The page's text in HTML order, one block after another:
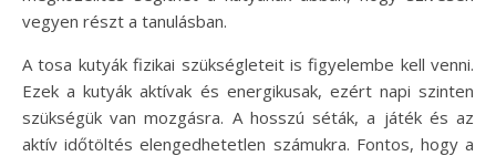
vegyen részt a tanulásban.
A tosa kutyák fizikai szükségleteit is figyelembe kell venni.
Ezek a kutyák aktívak és energikusak, ezért napi szinten
szükségük van mozgásra. A hosszú séták, a játék és az
aktív időtöltés elengedhetetlen számukra. Fontos, hogy a